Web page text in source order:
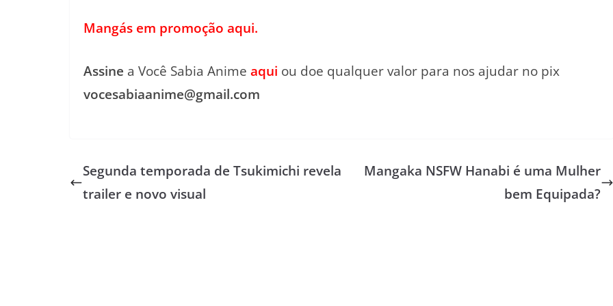
Mangás em promoção aqui.
Assine a Você Sabia Anime aqui ou doe qualquer valor para nos ajudar no pix
vocesabiaanime@gmail.com
Segunda temporada de Tsukimichi revela
trailer e novo visual
Mangaka NSFW Hanabi é uma Mulher
bem Equipada?